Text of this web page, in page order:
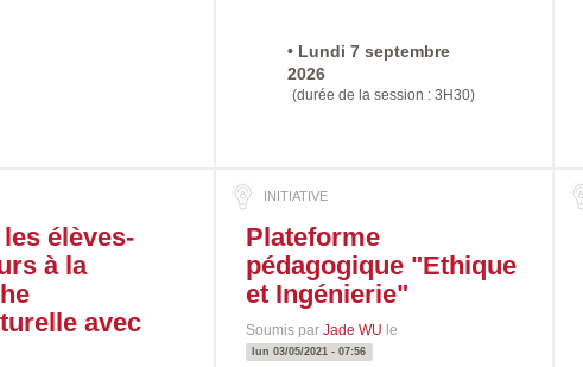
Prochaine
date
:
• Lundi 7 septembre
2026
Duree
(durée de la session : 3H30)
élèves-
à la
avec
Plateforme
pédagogique "Ethique
et Ingénierie"
Soumis par Jade WU le
lun 03/05/2021 - 07:56